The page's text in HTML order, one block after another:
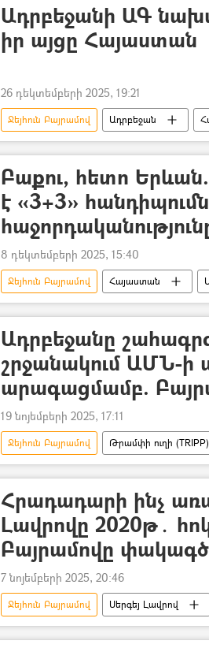
Ադրբեջանի ԱԳ
իր այցը Հայաստան
26 դեկտեմբերի 2025, 19:21
Ջեյհուն Բայրամով Ադրբեջան
Բաքու, հետո
է «3+3»
8 դեկտեմբերի 2025, 15:40
Ջեյհուն Բայրամով Հայաստան
«3+3» ձևաչափ
Ադրբեջանը
շրջանակում ԱՄՆ-
արագացմամբ.
19 նոյեմբերի 2025, 17:11
Ջեյհուն Բայրամով Թրամփի ուղի (TRIPP)
Հայաստան
Նիկոլ Փաշինյան
Հրադադարի ինչ
Լավրովը 2020թ․
Բայրամովը
7 նոյեմբերի 2025, 20:46
Ջեյհուն Բայրամով Սերգեյ Լավրով
Հայաստան
Ադրբեջան